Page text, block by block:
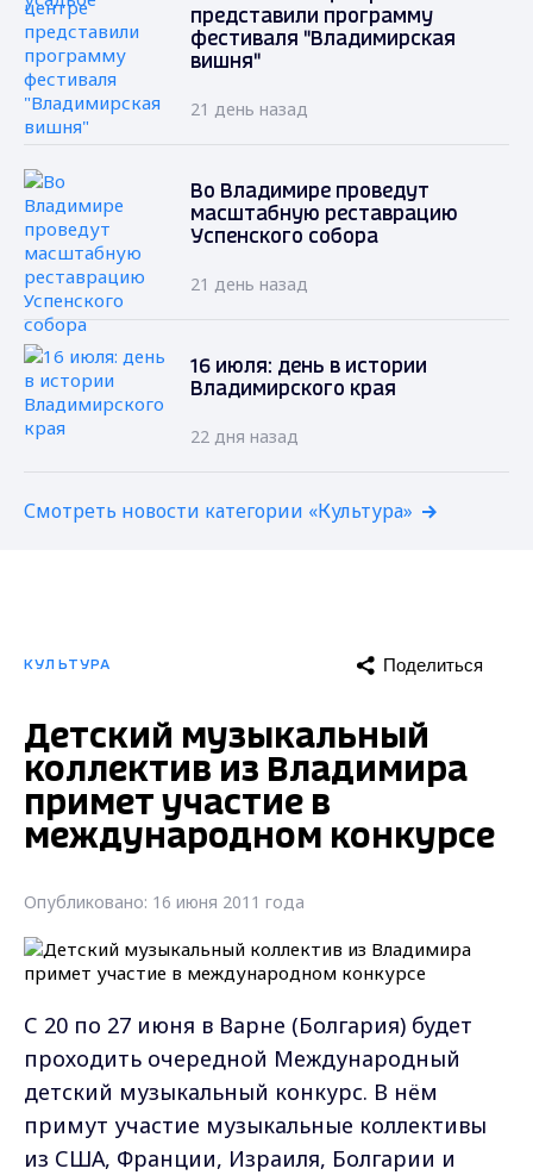
представили программу
фестиваля "Владимирская
вишня"
21 день назад
Во Владимире проведут
масштабную реставрацию
Успенского собора
21 день назад
16 июля: день в истории
Владимирского края
22 дня назад
Смотреть новости категории «Культура»
КУЛЬТУРА Поделиться
Детский музыкальный
коллектив из Владимира
примет участие в
международном конкурсе
Опубликовано: 16 июня 2011 года
С 20 по 27 июня в Варне (Болгария) будет
проходить очередной Международный
детский музыкальный конкурс. В нём
примут участие музыкальные коллективы
из США, Франции, Израиля, Болгарии и